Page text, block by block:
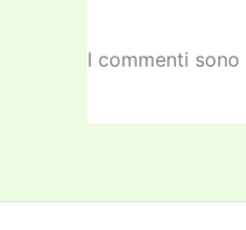
I commenti sono